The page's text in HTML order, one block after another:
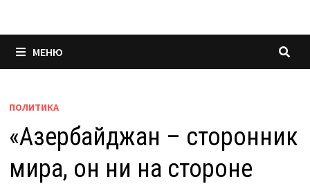
МЕНЮ
ПОЛИТИКА
«Азербайджан – сторонник
мира, он ни на стороне